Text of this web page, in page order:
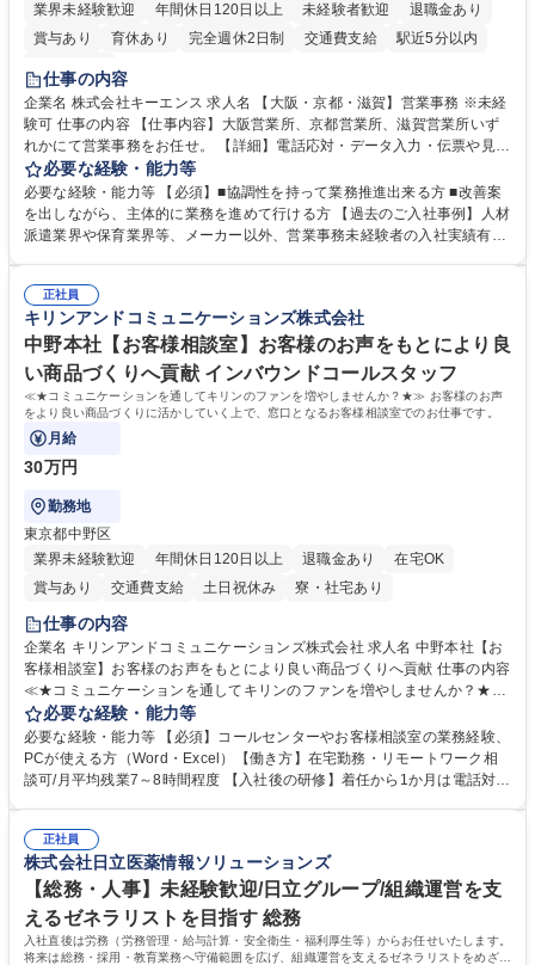
業界未経験歓迎
年間休日120日以上 未経験者歓迎
退職金あり
賞与あり
育休あり 完全週休2日制 交通費支給
駅近5分以内
土日祝休み
仕事の内容
企業名 株式会社キーエンス 求人名 【大阪・京都・滋賀】営業事務 ※未経
験可 仕事の内容 【仕事内容】大阪営業所、京都営業所、滋賀営業所いず
れかにて営業事務をお任せ。 【詳細】電話応対・データ入力・伝票や見積
の作成・カタログ送付・来客対応・営業所内で発生する事務業務や業務改
善をお任せ。 【教育制度】ご入社後、育成担当とペアになりながらOJTに
て業務を覚えていただくことが可能です。業務システムがきちんと構築さ
れているため、スムーズに仕事に慣れることができる環境です。また、
募集職種 【大阪・京都・滋賀】営業事務 ※未経験可
必要な経験・能力等
必要な経験・能力等 【必須】■協調性を持って業務推進出来る方 ■改善案
を出しながら、主体的に業務を進めて行ける方 【過去のご入社事例】人材
派遣業界や保育業界等、メーカー以外、営業事務未経験者の入社実績有
えて、お客様や社員の状況に合わせ、能動的なサポート、改善の動きも期
待され。組織を支えるスペシャリストとして、チームに貢献し、結果的に
社員から頼られる存在になることができます。平均19:30の退勤以降の業
務の持ち帰りも禁止されており、メリハリのある働き方となります。 学
歴・資格 学歴：大学院 大学 高専 短大 語学力： 資格：
正社員
キリンアンドコミュニケーションズ株式会社
中野本社【お客様相談室】お客様のお声をもとにより良
い商品づくりへ貢献 インバウンドコールスタッフ
≪★コミュニケーションを通してキリンのファンを増やしませんか？★≫ お客様のお声
をより良い商品づくりに活かしていく上で、窓口となるお客様相談室でのお仕事です。
月給
30万円
勤務地
東京都中野区
業界未経験歓迎
年間休日120日以上 退職金あり
在宅OK
賞与あり
交通費支給 土日祝休み 寮・社宅あり
仕事の内容
企業名 キリンアンドコミュニケーションズ株式会社 求人名 中野本社【お
客様相談室】お客様のお声をもとにより良い商品づくりへ貢献 仕事の内容
≪★コミュニケーションを通してキリンのファンを増やしませんか？★≫
お客様のお声をより良い商品づくりに活かしていく上で、窓口となるお客
様相談室でのお仕事です。 日々お客様からいただくキリングループへのご
意見を、企業活動に活かしています。お客様からの声に迅速かつ誠意をも
って対応、情報提供するとともにグループ内活動に反映しています。 【具
平均100件前後■メール・手紙：同上40件前後 募集職種 中野本社【お客様
相談室】お客様のお声をもとにより良い商品づくりへ貢献
必要な経験・能力等
必要な経験・能力等 【必須】コールセンターやお客様相談室の業務経験、
PCが使える方（Word・Excel）【働き方】在宅勤務・リモートワーク相
談可/月平均残業7～8時間程度 【入社後の研修】着任から1か月は電話対応
すのでご安心ください。 【当社について】キリングループの広報機能を担
う会社として、お客様との出会いを大切にし、磨き上げたホスピタリティ
を込めてコミュニケーションをとりながら広報関連業務を行っておりま
す。 学歴・資格 学歴：大学院 大学 高専 短大 専修学校 高校 語学力： 資
格：
正社員
株式会社日立医薬情報ソリューションズ
【総務・人事】未経験歓迎/日立グループ/組織運営を支
えるゼネラリストを目指す 総務
入社直後は労務（労務管理・給与計算・安全衛生・福利厚生等）からお任せいたします。
将来は総務・採用・教育業務へ守備範囲を広げ、組織運営を支えるゼネラリストをめざせ